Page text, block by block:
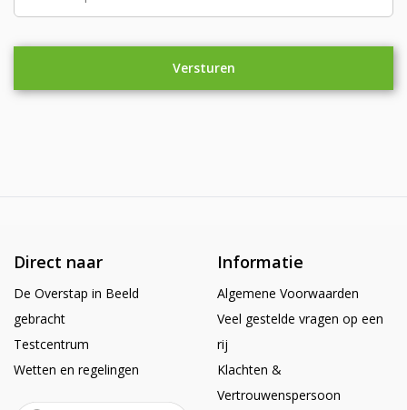
Direct naar
De Overstap in Beeld
gebracht
Testcentrum
Wetten en regelingen
Informatie
Algemene Voorwaarden
Veel gestelde vragen op een
rij
Klachten &
Vertrouwenspersoon